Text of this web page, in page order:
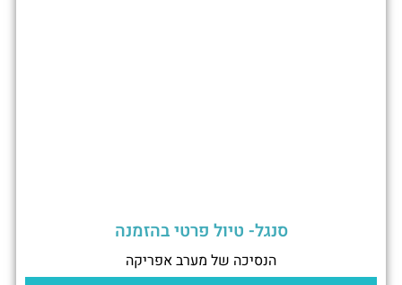
סנגל- טיול פרטי בהזמנה
הנסיכה של מערב אפריקה